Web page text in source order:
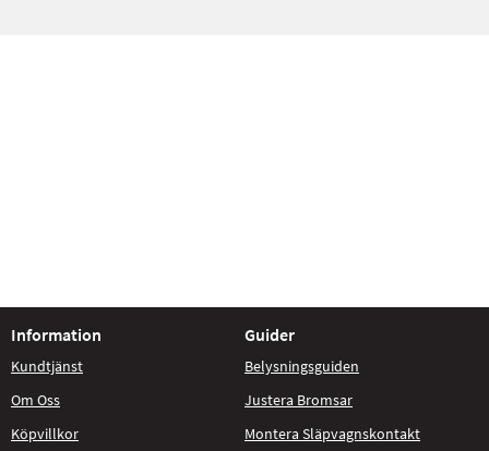
Information
Kundtjänst
Om Oss
Köpvillkor
Guider
Belysningsguiden
Justera Bromsar
Montera Släpvagnskontakt